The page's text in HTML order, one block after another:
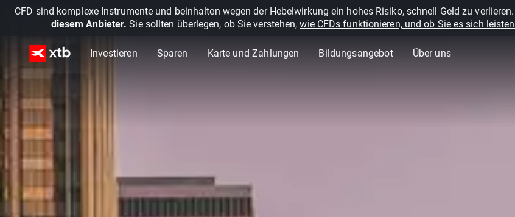
CFD sind komplexe Instrumente und beinhalten wegen der Hebelwirkung ein hohes Risiko, schnell Geld zu verlieren.
diesem Anbieter. Sie sollten überlegen, ob Sie verstehen,wie CFDs funktionieren, und ob Sie es sich
Investieren Sparen Karte und Zahlungen Bildungsangebot Über uns